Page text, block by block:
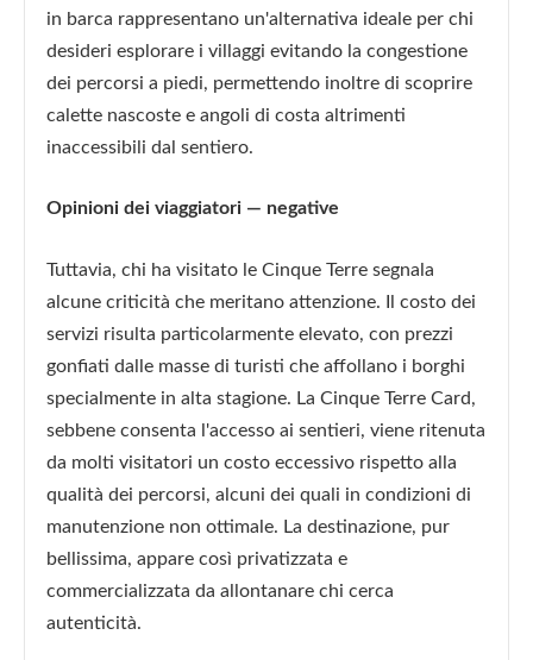
in barca rappresentano un'alternativa ideale per chi
desideri esplorare i villaggi evitando la congestione
dei percorsi a piedi, permettendo inoltre di scoprire
calette nascoste e angoli di costa altrimenti
inaccessibili dal sentiero.
Opinioni dei viaggiatori — negative
Tuttavia, chi ha visitato le Cinque Terre segnala
alcune criticità che meritano attenzione. Il costo dei
servizi risulta particolarmente elevato, con prezzi
gonfiati dalle masse di turisti che affollano i borghi
specialmente in alta stagione. La Cinque Terre Card,
sebbene consenta l'accesso ai sentieri, viene ritenuta
da molti visitatori un costo eccessivo rispetto alla
qualità dei percorsi, alcuni dei quali in condizioni di
manutenzione non ottimale. La destinazione, pur
bellissima, appare così privatizzata e
commercializzata da allontanare chi cerca
autenticità.